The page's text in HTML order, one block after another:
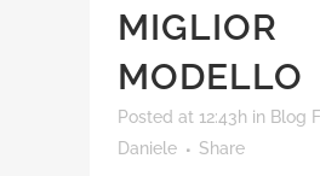
MIGLIOR
MODELLO
Posted at 12:43h in Blog
Daniele
Share